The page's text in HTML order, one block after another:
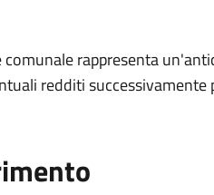
rappresenta
redditi successivamente